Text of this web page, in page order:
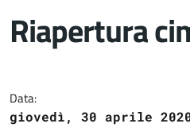
Riapertura
Data:
giovedì, 30 aprile